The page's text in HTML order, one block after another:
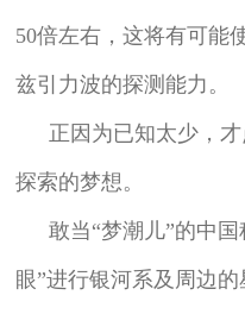
50倍左右，这将有可能
兹引力波的探测能力。
正因为已知太少，
探索的梦想。
敢当“梦潮儿”的中
眼”进行银河系及周边